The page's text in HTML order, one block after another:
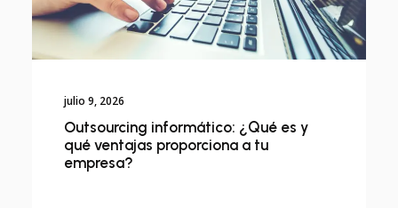
julio 9, 2026
Outsourcing informático: ¿Qué es y
qué ventajas proporciona a tu
empresa?